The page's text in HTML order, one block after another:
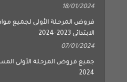
18/01/2024
فروض المرحلة الأولى لجميع
الابتدائي 2023-2024
07/01/2024
2024